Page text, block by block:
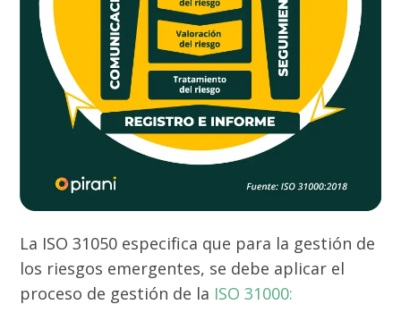
La ISO 31050 especifica que para la gestión de
los riesgos emergentes, se debe aplicar el
proceso de gestión de la ISO 31000: